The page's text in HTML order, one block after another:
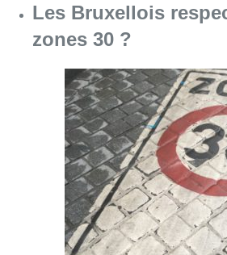
Les Bruxellois
zones 30 ?